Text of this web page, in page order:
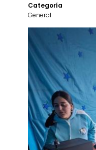
Categoría
General